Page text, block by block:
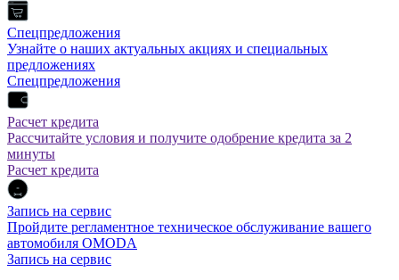
Спецпредложения
Узнайте о наших актуальных акциях и специальных
предложениях
Спецпредложения
Расчет кредита
Рассчитайте условия и получите одобрение кредита за 2
минуты
Расчет кредита
Запись на сервис
Пройдите регламентное техническое обслуживание вашего
автомобиля OMODA
Запись на сервис